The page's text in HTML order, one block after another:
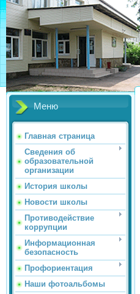
Меню
Главная страница
Сведения об
образовательной
организации
История школы
Новости школы
Противодействие
коррупции
Информационная
безопасность
Профориентация
Наши фотоальбомы